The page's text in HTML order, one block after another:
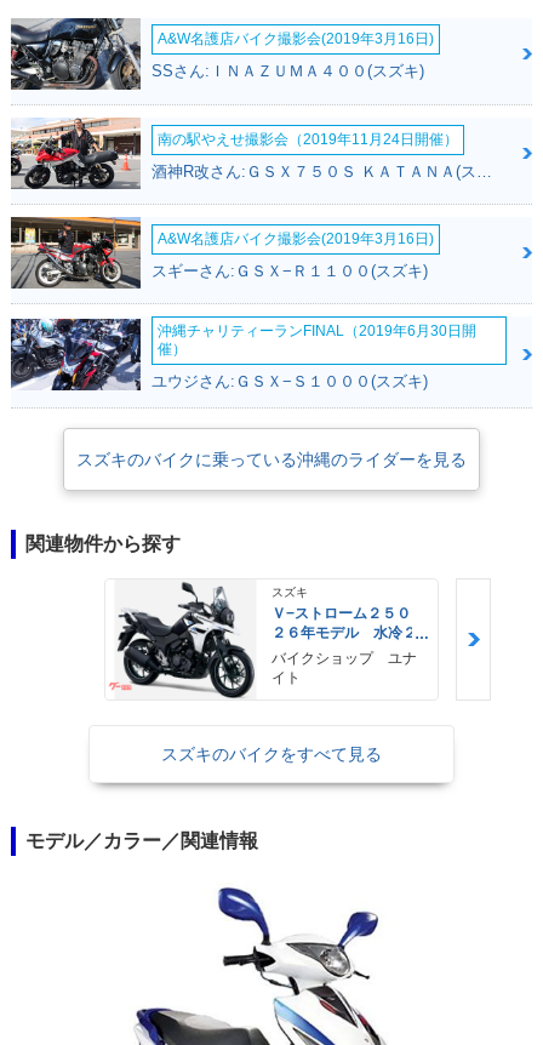
A&W名護店バイク撮影会(2019年3月16日)
SSさん:ＩＮＡＺＵＭＡ４００(スズキ)
南の駅やえせ撮影会（2019年11月24日開催）
A&W名護店バイク撮影会(2019年3月16日)
スギーさん:ＧＳＸ−Ｒ１１００(スズキ)
沖縄チャリティーランFINAL（2019年6月30日開
催）
ユウジさん:ＧＳＸ−Ｓ１０００(スズキ)
スズキのバイクに乗っている沖縄のライダーを見る
関連物件から探す
スズキ
Ｖ−ストローム２５０
２６年モデル 水冷２
気筒エンジン ＬＥＤ
ヘッドライト標準装備
バイクショップ ユナ
イト
スズキのバイクをすべて見る
モデル／カラー／関連情報